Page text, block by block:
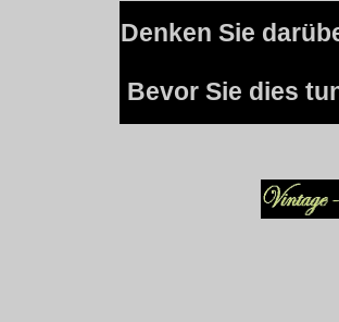
Denken Sie
Bevor Sie dies